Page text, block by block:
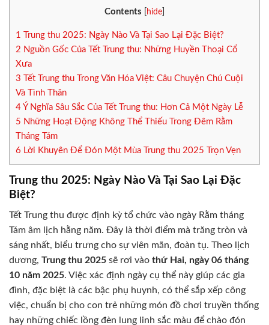
Contents hide
1
Trung thu 2025: Ngày Nào Và Tại Sao Lại Đặc Biệt?
2 Nguồn Gốc Của Tết Trung thu: Những Huyền Thoại Cổ
Xưa
3 Tết Trung thu Trong Văn Hóa Việt: Câu Chuyện Chú Cuội
Và Tình Thân
4 Ý Nghĩa Sâu Sắc Của Tết Trung thu: Hơn Cả Một Ngày Lễ
5 Những Hoạt Động Không Thể Thiếu Trong Đêm Rằm
Tháng Tám
6 Lời Khuyên Để Đón Một Mùa Trung thu 2025 Trọn Vẹn
Trung thu 2025: Ngày Nào Và Tại Sao Lại Đặc
Biệt?
Tết Trung thu được định kỳ tổ chức vào ngày Rằm tháng
Tám âm lịch hằng năm. Đây là thời điểm mà trăng tròn và
sáng nhất, biểu trưng cho sự viên mãn, đoàn tụ. Theo lịch
dương, Trung thu 2025 sẽ rơi vào thứ Hai, ngày 06 tháng
10 năm 2025. Việc xác định ngày cụ thể này giúp các gia
đình, đặc biệt là các bậc phụ huynh, có thể sắp xếp công
việc, chuẩn bị cho con trẻ những món đồ chơi truyền thống
hay những chiếc lồng đèn lung linh sắc màu để chào đón